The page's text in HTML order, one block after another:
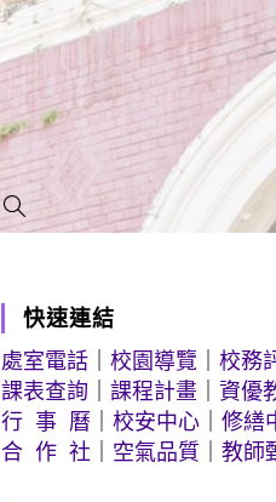
快速連結
處室電話 ｜校園導覽 ｜校務
課表查詢 ｜課程計畫 ｜資優
行 事 曆 ｜校安中心 ｜修繕
合 作 社
空氣品質 ｜教師